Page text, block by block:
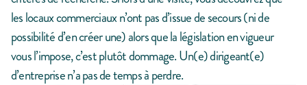
les locaux commerciaux n’ont pas d’issue de secours (ni de
possibilité d’en créer une) alors que la législation en vigueur
vous l’impose, c’est plutôt dommage. Un(e) dirigeant(e)
d’entreprise n’a pas de temps à perdre.